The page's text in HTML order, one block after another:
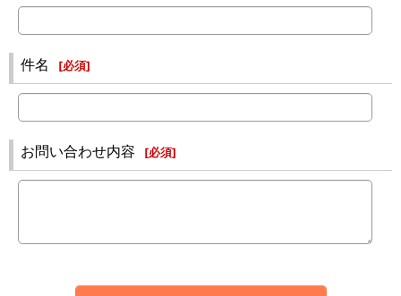
件名 [必須]
お問い合わせ内容 [必須]